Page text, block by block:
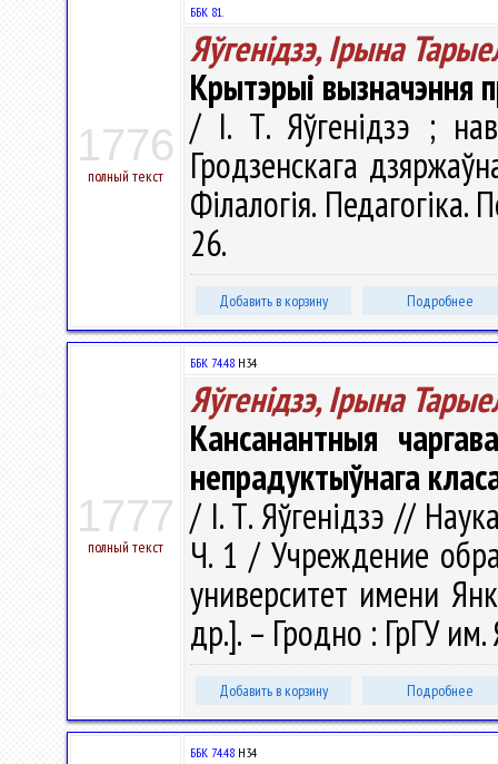
1776
полный текст
ББК 81.
Яўгенідзэ, Ірына
Крытэрыі вызначэння
/ І. Т. Яўгенідзэ ;
Гродзенскага
Філалогія.
26.
Добавить в корзину Подробнее
1777
полный текст
ББК 74.48 Н34
Яўгенідзэ, Ірына
Кансанантныя
непрадуктыўнага
/ І. Т. Яўгенідзэ //
Ч. 1 / Учреждение
университет имени
др.]. – Гродно : ГрГУ
Добавить в корзину Подробнее
ББК 74.48 Н34